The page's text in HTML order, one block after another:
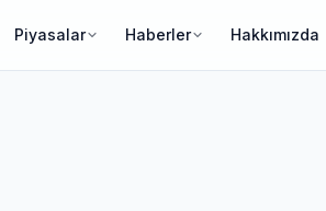
Piyasalar Haberler Hakkımızda